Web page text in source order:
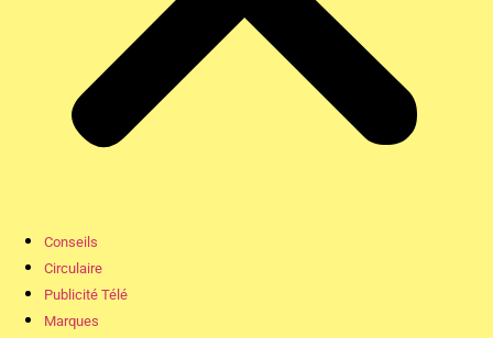
Conseils
Circulaire
Publicité Télé
Marques